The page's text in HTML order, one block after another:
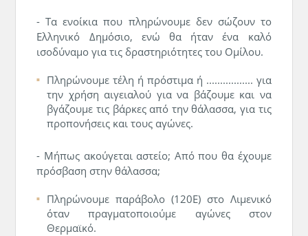
- Τα ενοίκια που πληρώνουμε δεν σώζουν το
Ελληνικό Δημόσιο, ενώ θα ήταν ένα καλό
ισοδύναμο για τις δραστηριότητες του Ομίλου.
Πληρώνουμε τέλη ή πρόστιμα ή ................. για
την χρήση αιγειαλού για να βάζουμε και να
βγάζουμε τις βάρκες από την θάλασσα, για τις
προπονήσεις και τους αγώνες.
- Μήπως ακούγεται αστείο; Από που θα έχουμε
πρόσβαση στην θάλασσα;
Πληρώνουμε παράβολο (120Ε) στο Λιμενικό
όταν πραγματοποιούμε αγώνες στον
Θερμαϊκό.